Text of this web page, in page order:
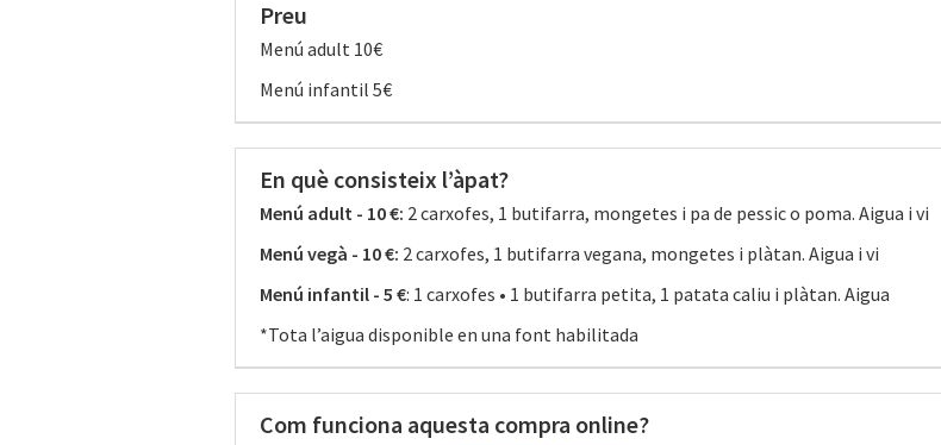
Preu
Menú adult 10€
Menú infantil 5€
En què consisteix l’àpat?
Menú adult - 10 €: 2 carxofes, 1 butifarra, mongetes i pa de pessic o poma. Aigua i vi
Menú vegà - 10 €: 2 carxofes, 1 butifarra vegana, mongetes i plàtan. Aigua i vi
Menú infantil - 5 €: 1 carxofes • 1 butifarra petita, 1 patata caliu i plàtan. Aigua
*Tota l’aigua disponible en una font habilitada
Com funciona aquesta compra online?